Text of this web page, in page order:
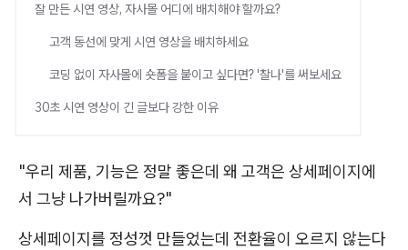
잘 만든 시연 영상, 자사몰 어디에 배치해야 할까요?
고객 동선에 맞게 시연 영상을 배치하세요
코딩 없이 자사몰에 숏폼을 붙이고 싶다면? '찰나'를 써보세요
30초 시연 영상이 긴 글보다 강한 이유
"우리 제품, 기능은 정말 좋은데 왜 고객은 상세페이지에
서 그냥 나가버릴까요?"
상세페이지를 정성껏 만들었는데 전환율이 오르지 않는다